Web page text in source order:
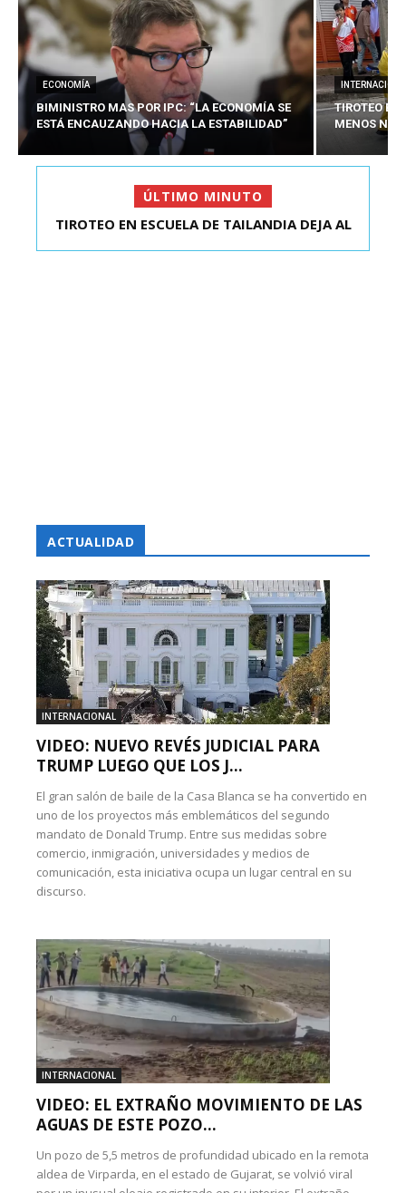
ECONOMÍA
BIMINISTRO MAS POR IPC: “LA ECONOMÍA SE
ESTÁ ENCAUZANDO HACIA LA ESTABILIDAD”
TIROTEO
MENOS
ÚLTIMO MINUTO
HARBOE: “LO QUE SE REQUIERE AHORA ES HACER
TIROTEO EN ESCUELA DE TAILANDIA DEJA AL
ACTUALIDAD
INTERNACIONAL
VIDEO: NUEVO REVÉS JUDICIAL PARA
TRUMP LUEGO QUE LOS J...
El gran salón de baile de la Casa Blanca se ha convertido en
uno de los proyectos más emblemáticos del segundo
mandato de Donald Trump. Entre sus medidas sobre
comercio, inmigración, universidades y medios de
comunicación, esta iniciativa ocupa un lugar central en su
discurso.
INTERNACIONAL
VIDEO: EL EXTRAÑO MOVIMIENTO DE LAS
AGUAS DE ESTE POZO...
Un pozo de 5,5 metros de profundidad ubicado en la remota
aldea de Virparda, en el estado de Gujarat, se volvió viral